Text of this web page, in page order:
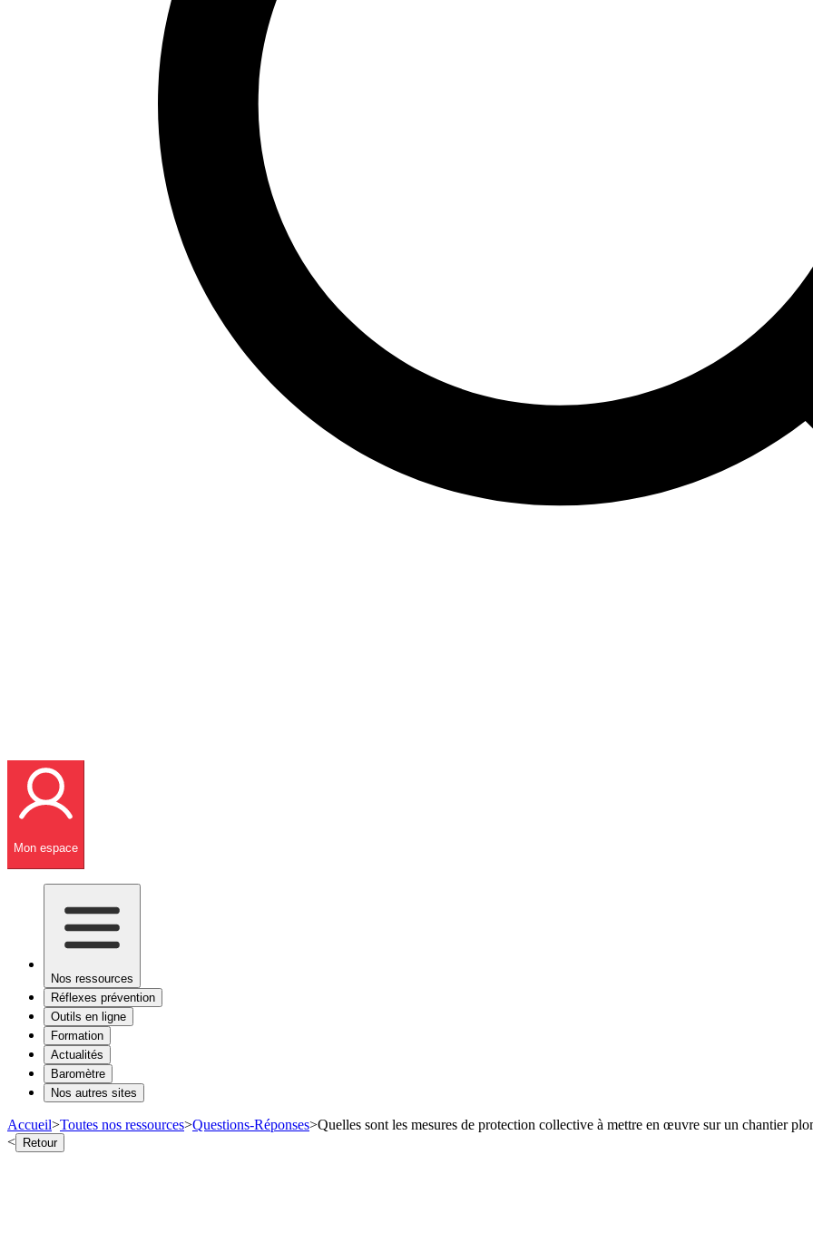
Mon espace
Nos ressources
Réflexes prévention
Outils en ligne
Formation
Actualités
Baromètre
Nos autres sites
Accueil>Toutes nos ressources>Questions-Réponses>Quelles sont les mesures de protection collective à mettre en œuvre sur un chantier
< Retour